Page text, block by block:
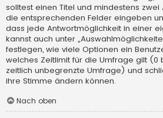
solltest einen Titel und mindestens
die entsprechenden Felder eingeben
dass jede Antwortmöglichkeit in einer
kannst auch unter
festlegen, wie viele Optionen ein
welches Zeitlimit für die Umfrage gilt
zeitlich unbegrenzte Umfrage) und
ihre Stimme ändern können.
Nach oben